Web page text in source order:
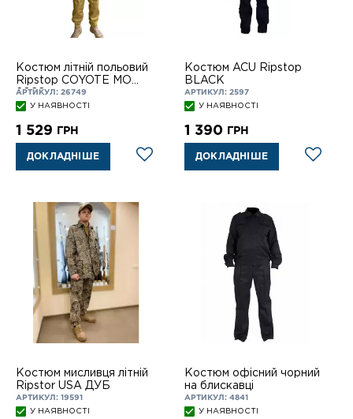
Костюм літній польовий
Ripstop COYOTE МО
2022
АРТИКУЛ: 26749
У НАЯВНОСТІ
1 529 ГРН
ДОКЛАДНІШЕ
Костюм ACU Ripstop
BLACK
АРТИКУЛ: 2597
У НАЯВНОСТІ
1 390 ГРН
ДОКЛАДНІШЕ
Костюм мисливця літній
Ripstor USA ДУБ
АРТИКУЛ: 19591
У НАЯВНОСТІ
Костюм офісний чорний
на блискавці
АРТИКУЛ: 4841
У НАЯВНОСТІ